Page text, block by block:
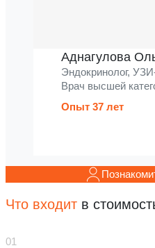
Аднагулова
Эндокринолог,
Врач высшей
Опыт 37 лет
Что входит в